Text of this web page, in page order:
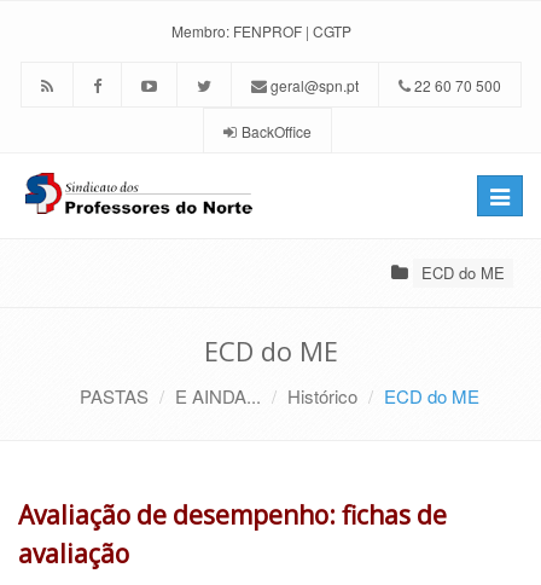
Membro: FENPROF | CGTP
geral@spn.pt 22 60 70 500
BackOffice
Toggle
ECD do ME
ECD do ME
PASTAS E AINDA... Histórico ECD do ME
Avaliação de desempenho: fichas de
avaliação